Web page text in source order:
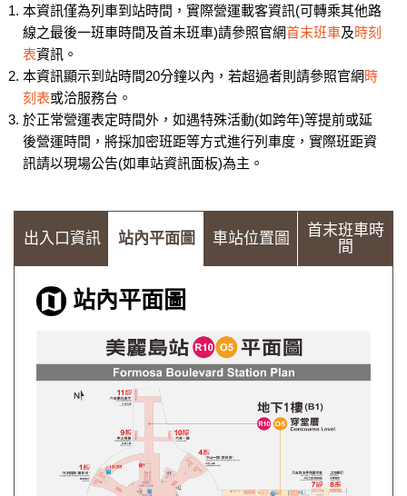
本資訊僅為列車到站時間，實際營運載客資訊(可轉乘其他路
線之最後一班車時間及首未班車)請參照官網首末班車及時刻
表資訊。
本資訊顯示到站時間20分鐘以內，若超過者則請參照官網 時
刻表或洽服務台。
於正常營運表定時間外，如遇特殊活動(如跨年)等提前或延
後營運時間，將採加密班距等方式進行列車度，實際班距資
訊請以現場公告(如車站資訊面板)為主。
出入口資訊 站內平面圖 車站位置圖
首末班車時
間
站內平面圖